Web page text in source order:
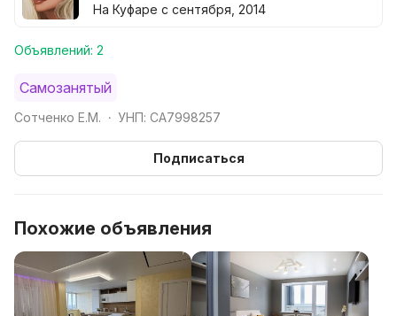
На Куфаре с сентября, 2014
Объявлений: 2
Самозанятый
Сотченко Е.М. • УНП: CA7998257
Подписаться
Похожие объявления